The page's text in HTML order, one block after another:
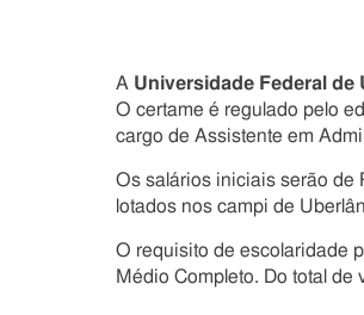
A Universidade Federal de
O certame é regulado pelo
cargo de Assistente em
Os salários iniciais serão de
lotados nos campi de
O requisito de escolaridade
Médio Completo. Do total